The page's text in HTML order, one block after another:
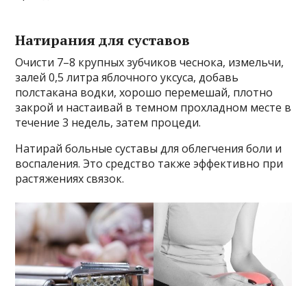
Натирания для суставов
Очисти 7–8 крупных зубчиков чеснока, измельчи,
залей 0,5 литра яблочного уксуса, добавь
полстакана водки, хорошо перемешай, плотно
закрой и настаивай в темном прохладном месте в
течение 3 недель, затем процеди.
Натирай больные суставы для облегчения боли и
воспаления. Это средство также эффективно при
растяжениях связок.